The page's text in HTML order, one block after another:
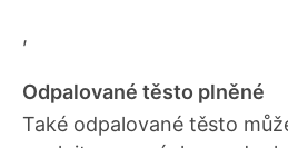
,
Odpalované těsto plněné
Také odpalované těsto